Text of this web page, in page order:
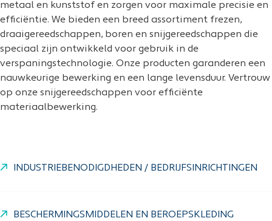
metaal en kunststof en zorgen voor maximale precisie en
efficiëntie. We bieden een breed assortiment frezen,
draaigereedschappen, boren en snijgereedschappen die
speciaal zijn ontwikkeld voor gebruik in de
verspaningstechnologie. Onze producten garanderen een
nauwkeurige bewerking en een lange levensduur. Vertrouw
op onze snijgereedschappen voor efficiënte
materiaalbewerking.
INDUSTRIEBENODIGDHEDEN / BEDRIJFSINRICHTINGEN
BESCHERMINGSMIDDELEN EN BEROEPSKLEDING